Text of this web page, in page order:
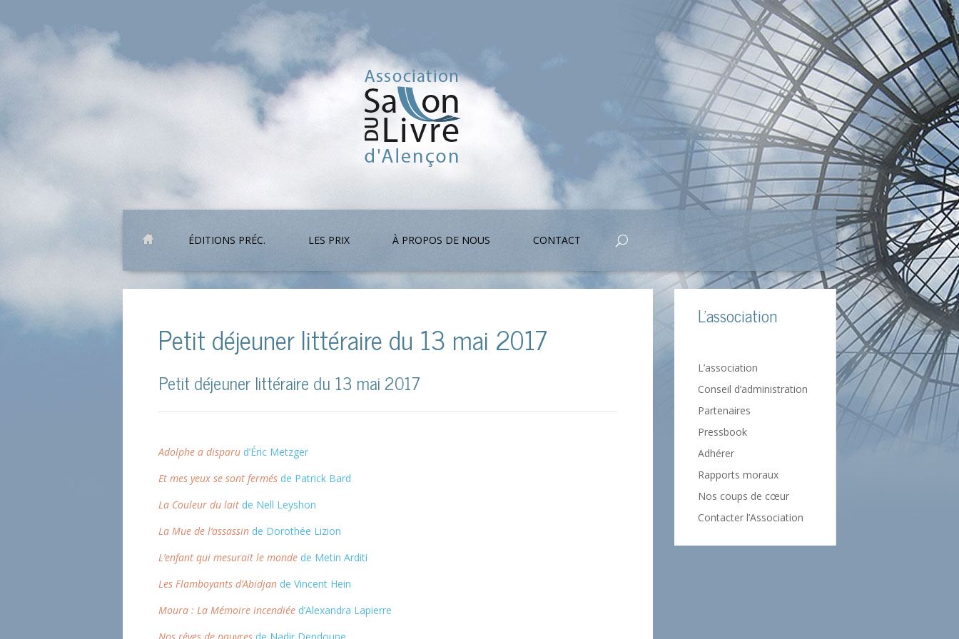
ÉDITIONS PRÉC. LES PRIX À PROPOS DE NOUS CONTACT
Petit déjeuner littéraire du 13 mai 2017
Petit déjeuner littéraire du 13 mai 2017
Adolphe a disparu d’Éric Metzger
Et mes yeux se sont fermés de Patrick Bard
La Couleur du lait de Nell Leyshon
La Mue de l’assassin de Dorothée Lizion
L’enfant qui mesurait le monde de Metin Arditi
Les Flamboyants d’Abidjan de Vincent Hein
Moura : La Mémoire incendiée d’Alexandra Lapierre
L'association
L’association
Conseil d’administration
Partenaires
Pressbook
Adhérer
Rapports moraux
Nos coups de cœur
Contacter l’Association